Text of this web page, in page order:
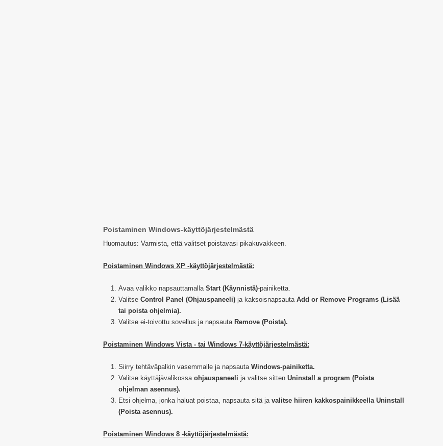
Poistaminen Windows-käyttöjärjestelmästä
Huomautus: Varmista, että valitset poistavasi pikakuvakkeen.
Poistaminen Windows XP -käyttöjärjestelmästä:
Avaa valikko napsauttamalla Start (Käynnistä)-painiketta.
Valitse Control Panel (Ohjauspaneeli) ja kaksoisnapsauta Add or Remove Programs (Lisää
tai poista ohjelmia).
Valitse ei-toivottu sovellus ja napsauta Remove (Poista).
Poistaminen Windows Vista - tai Windows 7-käyttöjärjestelmästä:
Siirry tehtäväpalkin vasemmalle ja napsauta Windows-painiketta.
Valitse käyttäjävalikossa ohjauspaneeli ja valitse sitten Uninstall a program (Poista
ohjelman asennus).
Etsi ohjelma, jonka haluat poistaa, napsauta sitä ja valitse hiiren kakkospainikkeella Uninstall
(Poista asennus).
Poistaminen Windows 8 -käyttöjärjestelmästä: